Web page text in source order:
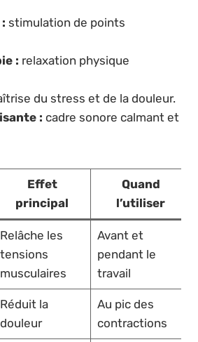
stimulation de points
: relaxation physique
du stress et de la douleur.
: cadre sonore calmant et
Effet
principal
Quand
l’utiliser
Relâche les
tensions
musculaires
Avant et
pendant le
travail
Réduit la
douleur
Au pic des
contractions